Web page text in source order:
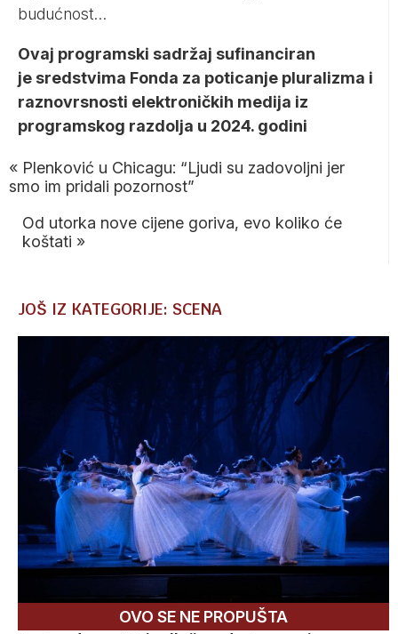
budućnost…
Ovaj programski sadržaj sufinanciran
je sredstvima Fonda za poticanje pluralizma i
raznovrsnosti elektroničkih medija iz
programskog razdolja u 2024. godini
« Plenković u Chicagu: “Ljudi su zadovoljni jer
smo im pridali pozornost”
Od utorka nove cijene goriva, evo koliko će
koštati »
JOŠ IZ KATEGORIJE: SCENA
OVO SE NE PROPUŠTA